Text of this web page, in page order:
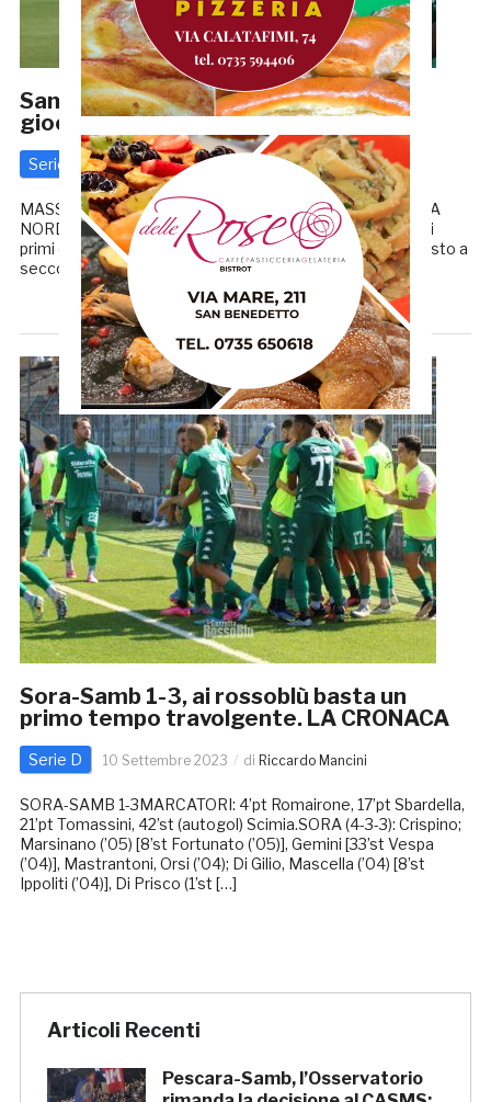
Samb, bomber Tomassini: «Vogliamo
giocarci il campionato fino in fondo»
Serie D 27 Settembre 2023 Riccardo Mancini
MASSI: «IL MONDO SAMB È UNICO» SAMB-FANO, CURVA
NORD GIÀ SOLD OUT Dopo aver trovato la via del gol nei
primi due match di campionato, Simone Tomassini è rimasto a
secco nel pareggio per 2-2 […]
Sora-Samb 1-3, ai rossoblù basta un
primo tempo travolgente. LA CRONACA
Serie D 10 Settembre 2023 di Riccardo Mancini
SORA-SAMB 1-3MARCATORI: 4’pt Romairone, 17’pt Sbardella,
21’pt Tomassini, 42’st (autogol) Scimia.SORA (4-3-3): Crispino;
Marsinano (’05) [8’st Fortunato (’05)], Gemini [33’st Vespa
(’04)], Mastrantoni, Orsi (’04); Di Gilio, Mascella (’04) [8’st
Ippoliti (’04)], Di Prisco (1’st […]
Articoli Recenti
Pescara-Samb, l’Osservatorio